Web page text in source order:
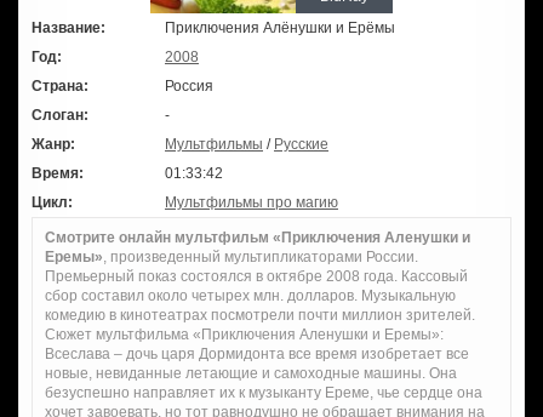
Название:
Приключения Алёнушки и Ерёмы
Год:
2008
Страна:
Россия
Слоган:
-
Жанр:
Мультфильмы / Русские
Время:
01:33:42
Цикл:
Мультфильмы про магию
Смотрите онлайн мультфильм «Приключения Аленушки и
Еремы», произведенный мультипликаторами России.
Премьерный показ состоялся в октябре 2008 года. Кассовый
сбор составил около четырех млн. долларов. Музыкальную
комедию в кинотеатрах посмотрели почти миллион зрителей.
Сюжет мультфильма «Приключения Аленушки и Еремы»:
Всеслава – дочь царя Дормидонта все время изобретает все
новые, невиданные летающие и самоходные машины. Она
безуспешно направляет их к музыканту Ереме, чье сердце она
хочет завоевать, но тот равнодушно не обращает внимания на